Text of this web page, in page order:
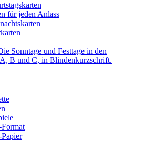
für jeden Anlass
Sonntage und Festtage in den
B und C, in Blindenkurzschrift.